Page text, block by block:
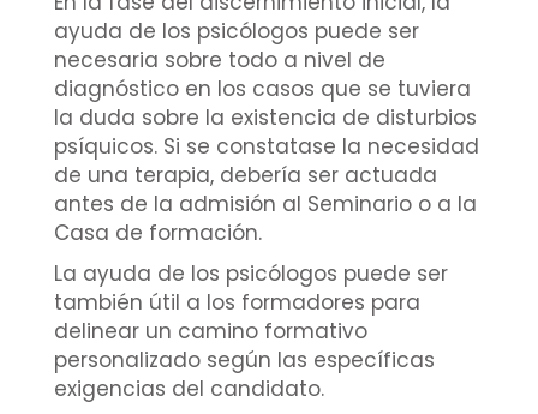
ayuda de los psicólogos puede ser
necesaria sobre todo a nivel de
diagnóstico en los casos que se tuviera
la duda sobre la existencia de disturbios
psíquicos. Si se constatase la necesidad
de una terapia, debería ser actuada
antes de la admisión al Seminario o a la
Casa de formación.
La ayuda de los psicólogos puede ser
también útil a los formadores para
delinear un camino formativo
personalizado según las específicas
exigencias del candidato.